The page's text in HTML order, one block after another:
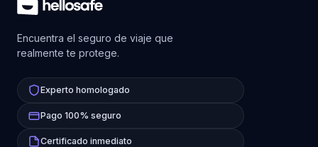
Encuentra el seguro de viaje que
realmente te protege.
Experto homologado
Pago 100% seguro
Certificado inmediato